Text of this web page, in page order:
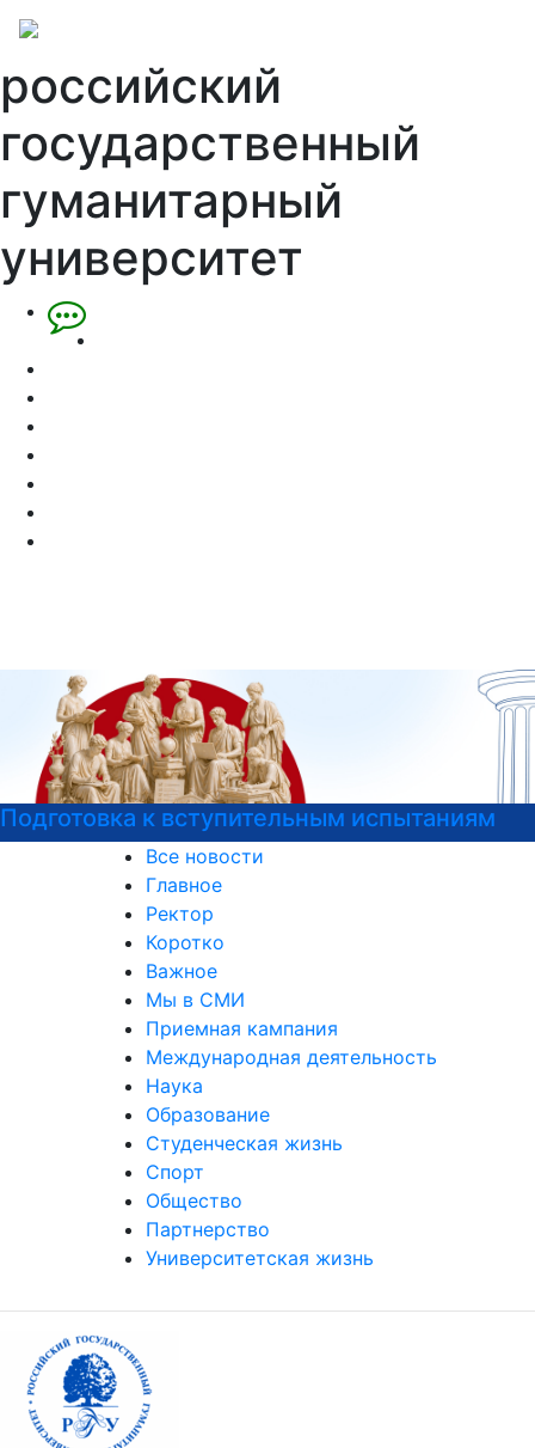
российский
государственный
гуманитарный
университет
Узнайте все о поступлении!
Все новости
Главное
Ректор
Коротко
Важное
Мы в СМИ
Приемная кампания
Международная деятельность
Наука
Образование
Студенческая жизнь
Спорт
Общество
Партнерство
Университетская жизнь